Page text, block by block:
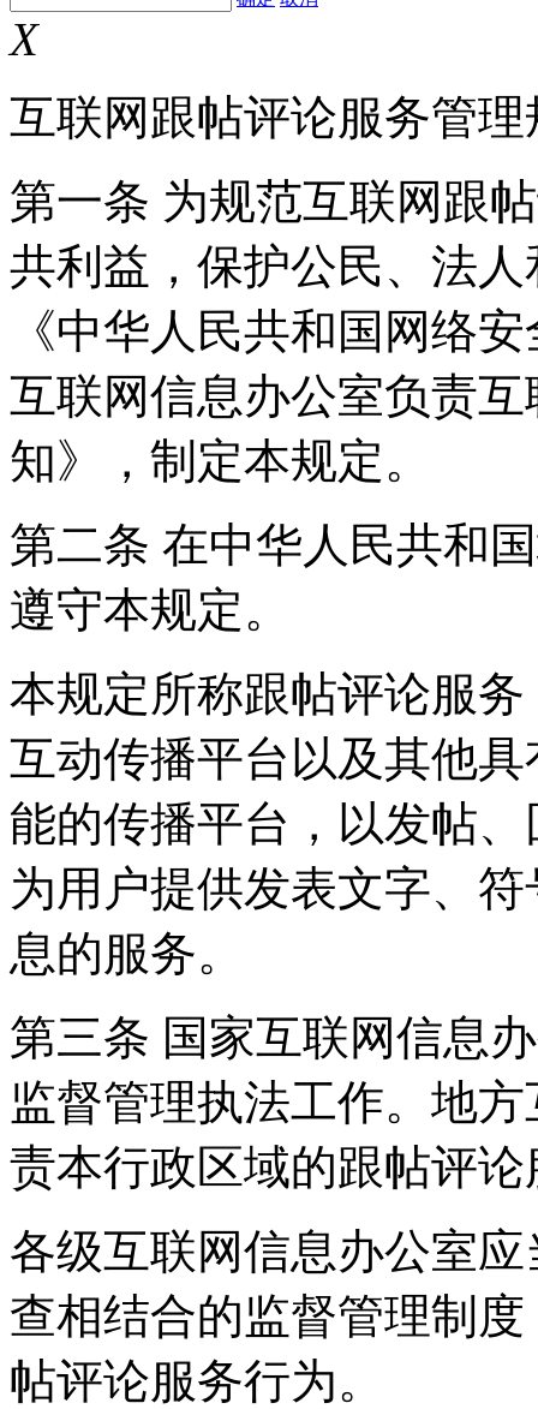
X
互联网跟帖评论服务管理
第一条 为规范互联网跟
共利益，保护公民、法
《中华人民共和国网络
互联网信息办公室负责
知》，制定本规定。
第二条 在中华人民共和
遵守本规定。
本规定所称跟帖评论服
互动传播平台以及其他
能的传播平台，以发帖
为用户提供发表文字、
息的服务。
第三条 国家互联网信息
监督管理执法工作。地
责本行政区域的跟帖评
各级互联网信息办公室
查相结合的监督管理制
帖评论服务行为。